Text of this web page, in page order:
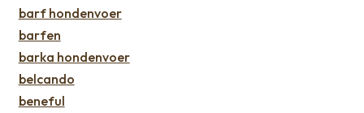
barf hondenvoer
barfen
barka hondenvoer
belcando
beneful